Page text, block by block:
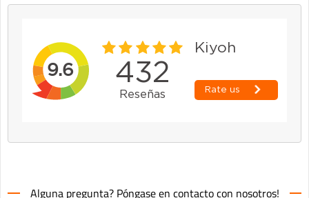
Alguna pregunta? Póngase en contacto con nosotros!